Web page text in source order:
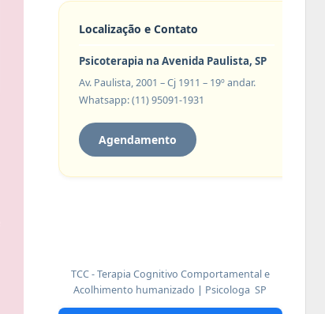
Localização e Contato
Psicoterapia na Avenida Paulista, SP
Av. Paulista, 2001 – Cj 1911 – 19º andar.
Whatsapp: (11) 95091-1931
Agendamento
TCC - Terapia Cognitivo Comportamental e
Acolhimento humanizado | Psicologa SP